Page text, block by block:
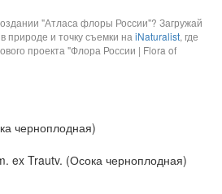
"Атласа флоры России"? Загружай
природе и точку съемки на iNaturalist, где
проекта "Флора России | Flora of
черноплодная)
ex Trautv. (Осока черноплодная)